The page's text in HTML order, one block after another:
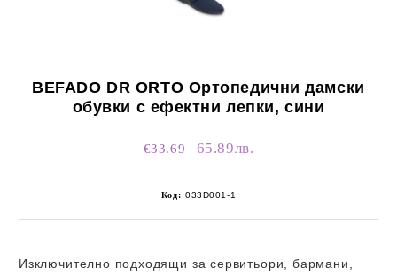
BEFADO DR ORTO Ортопедични дамски
обувки с ефектни лепки, сини
€33.69 65.89лв.
Код: 033D001-1
Изключително подходящи за сервитьори, бармани,